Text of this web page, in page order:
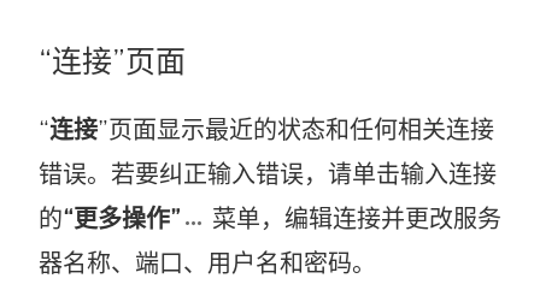
“连接”页面
“连接”页面显示最近的状态和任何相关连接
错误。若要纠正输入错误，请单击输入连接
的“更多操作”
菜单，编辑连接并更改服务
器名称、端口、用户名和密码。